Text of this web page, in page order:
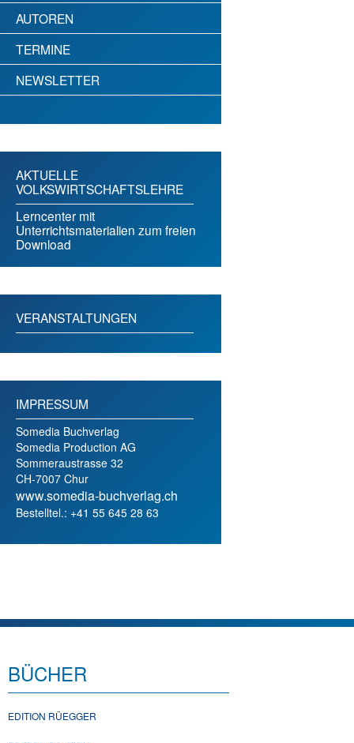
AUTOREN
TERMINE
NEWSLETTER
AKTUELLE
VOLKSWIRTSCHAFTSLEHRE
Lerncenter mit
Unterrichtsmaterialien zum freien
Download
VERANSTALTUNGEN
IMPRESSUM
Somedia Buchverlag
Somedia Production AG
Sommeraustrasse 32
CH-7007 Chur
www.somedia-buchverlag.ch
Bestelltel.: +41 55 645 28 63
BÜCHER
EDITION RÜEGGER